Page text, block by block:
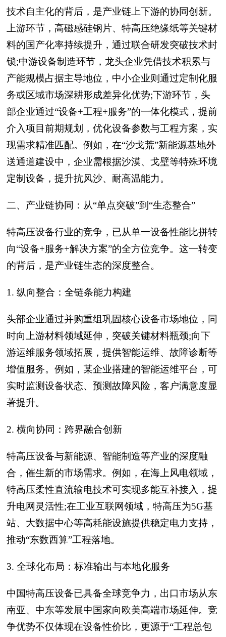
技术自主化的背后，是产业链上下游的协同创新。
上游环节，高磁感硅钢片、特高压绝缘纸等关键材
料的国产化率持续提升，通过联合研发突破技术封
锁;中游设备制造环节，龙头企业凭借技术积累与
产能规模占据主导地位，中小企业则通过定制化服
务或区域市场深耕形成差异化优势;下游环节，头
部企业通过“设备+工程+服务”的一体化模式，提前
介入项目前期规划，优化设备参数与工程方案，实
现需求精准匹配。例如，在“沙戈荒”新能源基地外
送通道建设中，企业需根据沙漠、戈壁等特殊环境
定制设备，提升抗风沙、耐高温能力。
二、产业链协同：从“单点突破”到“生态整合”
特高压设备行业的竞争，已从单一设备性能比拼转
向“设备+服务+解决方案”的全方位竞争。这一转变
的背后，是产业链生态的深度整合。
1. 纵向整合：全链条能力构建
头部企业通过并购重组巩固核心设备市场地位，同
时向上游材料领域延伸，突破关键材料瓶颈;向下
游运维服务领域拓展，提供智能运维、故障诊断等
增值服务。例如，某企业搭建的智能运维平台，可
实时监测设备状态、预测故障风险，客户满意度显
著提升。
2. 横向协同：跨界融合创新
特高压设备与新能源、智能制造等产业的深度融
合，催生新的市场需求。例如，在海上风电领域，
特高压柔性直流输电技术可实现多能互补接入，提
升电网灵活性;在工业互联网领域，特高压为5G基
站、大数据中心等高耗能设施提供稳定电力支持，
推动“东数西算”工程落地。
3. 全球化布局：标准输出与本地化服务
中国特高压设备已具备全球竞争力，出口市场从东
南亚、中东等发展中国家向欧美高端市场延伸。竞
争优势不仅体现在设备性价比，更源于“工程总包